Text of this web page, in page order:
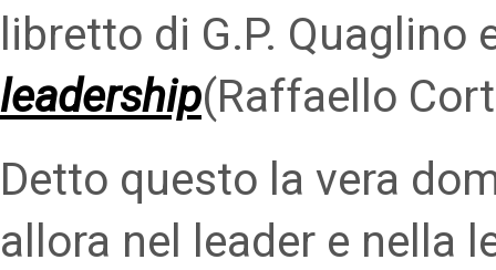
libretto di G.P. Quaglino
leadership(Raffaello
Detto questo la vera
allora nel leader e nella